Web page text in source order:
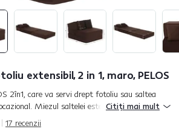
extensibil, 2 in 1, maro, PELOS
17 recenzii
2în1, care va servi drept fotoliu sau saltea
Miezul saltelei este realizat din spumă
la deformare. P...
Citiți mai mult